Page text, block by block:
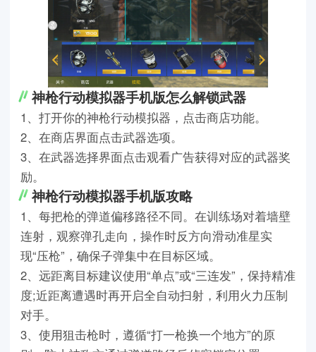
神枪行动模拟器手机版怎么解锁武器
1、打开你的神枪行动模拟器，点击商店功能。
2、在商店界面点击武器选项。
3、在武器选择界面点击观看广告获得对应的武器奖
励。
神枪行动模拟器手机版攻略
1、每把枪的弹道偏移路径不同。在训练场对着墙壁
连射，观察弹孔走向，操作时反方向滑动准星实
现“压枪”，确保子弹集中在目标区域。
2、远距离目标建议使用“单点”或“三连发”，保持精准
度;近距离遭遇时再开启全自动扫射，利用火力压制
对手。
3、使用狙击枪时，遵循“打一枪换一个地方”的原